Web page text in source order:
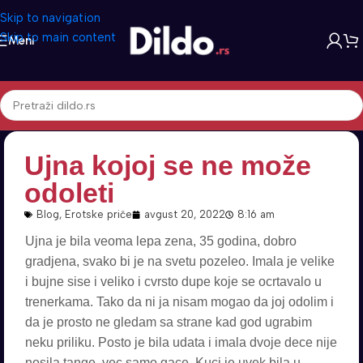
Skip to navigation
Skip to main content
Meni
Ujna kojoj se ne može
odoleti
Blog, Erotske priče avgust 20, 2022 8:16 am
Ujna je bila veoma lepa zena, 35 godina, dobro
gradjena, svako bi je na svetu pozeleo. Imala je velike
i bujne sise i veliko i cvrsto dupe koje se ocrtavalo u
trenerkama. Tako da ni ja nisam mogao da joj odolim i
da je prosto ne gledam sa strane kad god ugrabim
neku priliku. Posto je bila udata i imala dvoje dece nije